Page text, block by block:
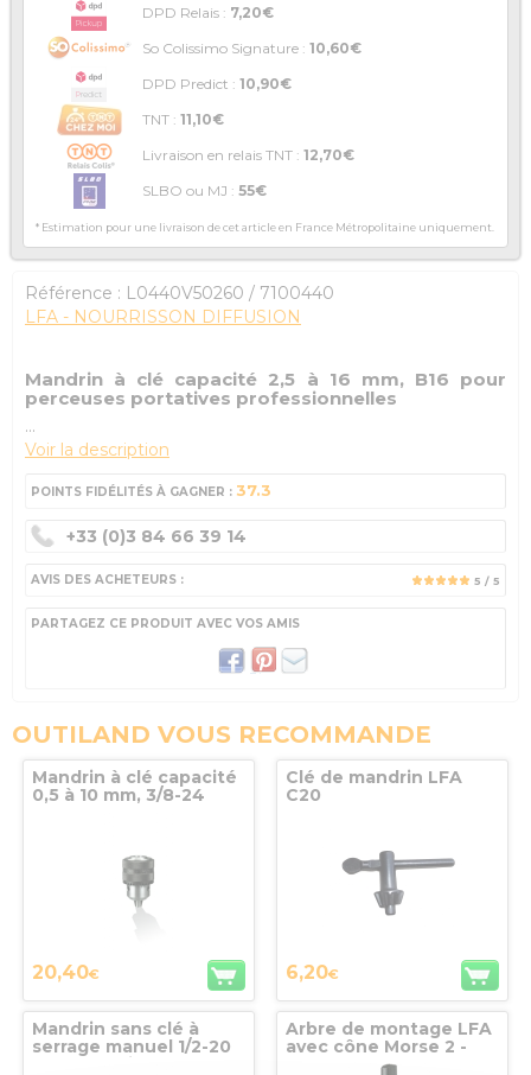
DPD Relais : 7,20€
So Colissimo Signature : 10,60€
DPD Predict : 10,90€
TNT : 11,10€
Livraison en relais TNT : 12,70€
SLBO ou MJ : 55€
* Estimation pour une livraison de cet article en France Métropolitaine uniquement.
Référence : L0440V50260 / 7100440
LFA - NOURRISSON DIFFUSION
Mandrin à clé capacité 2,5 à 16 mm, B16 pour
perceuses portatives professionnelles
...
Voir la description
POINTS FIDÉLITÉS À GAGNER : 37.3
+33 (0)3 84 66 39 14
AVIS DES ACHETEURS : 5 / 5
PARTAGEZ CE PRODUIT AVEC VOS AMIS
OUTILAND VOUS RECOMMANDE
Mandrin à clé capacité
0,5 à 10 mm, 3/8-24
20,40€
Clé de mandrin LFA
C20
6,20€
Mandrin sans clé à
serrage manuel 1/2-20
UNF capacité 1,5 à 13
Arbre de montage LFA
avec cône Morse 2 -
B16 - 112mm